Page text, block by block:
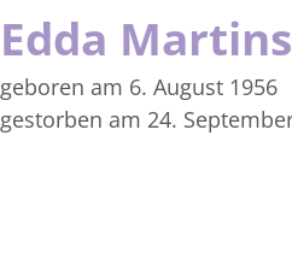
Edda
geboren am 6. August 1956
gestorben am 24.